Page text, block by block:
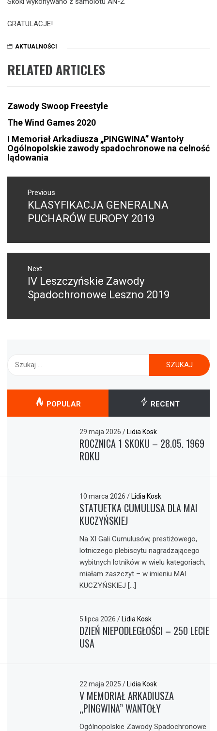
GRATULACJE!
AKTUALNOŚCI
RELATED ARTICLES
Zawody Swoop Freestyle
The Wind Games 2020
I Memoriał Arkadiusza „PINGWINA” Wantoły
Ogólnopolskie zawody spadochronowe na celność
lądowania
NAWIGACJA
WPISUPrevious
Previous
post:
KLASYFIKACJA GENERALNA
PUCHARÓW EUROPY 2019
Next
Next
post:
IV Leszczyńskie Zawody
Spadochronowe Leszno 2019
POPULAR RECENT
29 maja 2026/ Lidia Kosk
ROCZNICA 1 SKOKU – 28.05. 1969
ROKU
10 marca 2026/ Lidia Kosk
STATUETKA CUMULUSA DLA MAI
KUCZYŃSKIEJ
Na XI Gali Cumulusów, prestiżowego,
lotniczego plebiscytu nagradzającego
wybitnych lotników w wielu kategoriach,
miałam zaszczyt – w imieniu MAI
KUCZYŃSKIEJ […]
5 lipca 2026/ Lidia Kosk
DZIEŃ NIEPODLEGŁOŚCI – 250 LECIE
USA
22 maja 2025/ Lidia Kosk
V MEMORIAŁ ARKADIUSZA
„PINGWINA” WANTOŁY
Ogólnopolskie Zawody Spadochronowe